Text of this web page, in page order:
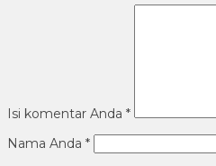
Isi komentar Anda *
Nama Anda *